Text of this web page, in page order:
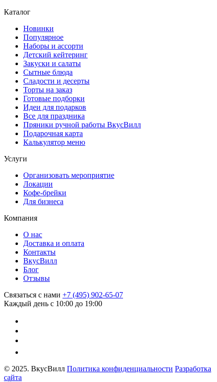
Каталог
Новинки
Популярное
Наборы и ассорти
Детский кейтеринг
Закуски и салаты
Сытные блюда
Сладости и десерты
Торты на заказ
Готовые подборки
Идеи для подарков
Все для праздника
Пряники ручной работы ВкусВилл
Подарочная карта
Калькулятор меню
Услуги
Организовать мероприятие
Локации
Кофе-брейки
Для бизнеса
Компания
О нас
Доставка и оплата
Контакты
ВкусВилл
Блог
Отзывы
Связаться с нами +7 (495) 902-65-07
Каждый день с 10:00 до 19:00
© 2025. ВкусВилл Политика конфиденциальности Разработка
сайта